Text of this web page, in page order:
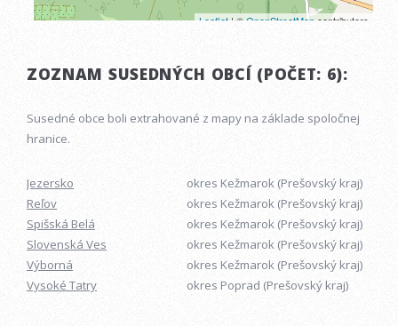
ZOZNAM SUSEDNÝCH OBCÍ (POČET: 6):
Susedné obce boli extrahované z mapy na základe spoločnej
hranice.
Jezersko
okres Kežmarok (Prešovský kraj)
Reľov
okres Kežmarok (Prešovský kraj)
Spišská Belá
okres Kežmarok (Prešovský kraj)
Slovenská Ves
okres Kežmarok (Prešovský kraj)
Výborná
okres Kežmarok (Prešovský kraj)
Vysoké Tatry
okres Poprad (Prešovský kraj)